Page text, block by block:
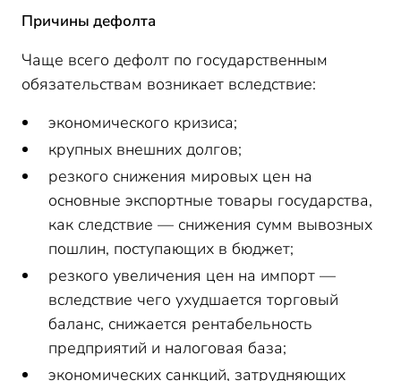
Причины дефолта
Чаще всего дефолт по государственным
обязательствам возникает вследствие:
экономического кризиса;
крупных внешних долгов;
резкого снижения мировых цен на
основные экспортные товары государства,
как следствие — снижения сумм вывозных
пошлин, поступающих в бюджет;
резкого увеличения цен на импорт —
вследствие чего ухудшается торговый
баланс, снижается рентабельность
предприятий и налоговая база;
экономических санкций, затрудняющих